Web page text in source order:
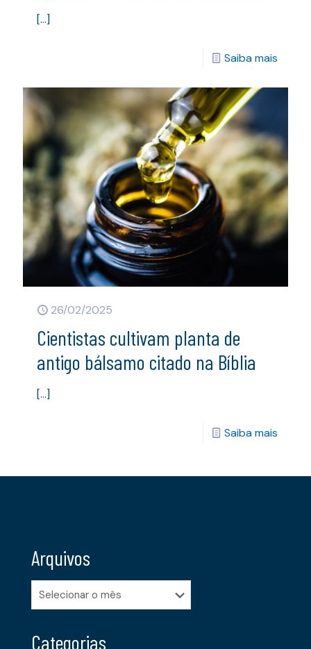
[…]
Saiba mais
26/02/2025
Cientistas cultivam planta de
antigo bálsamo citado na Bíblia
[…]
Saiba mais
Arquivos
Arquivos
Categorias